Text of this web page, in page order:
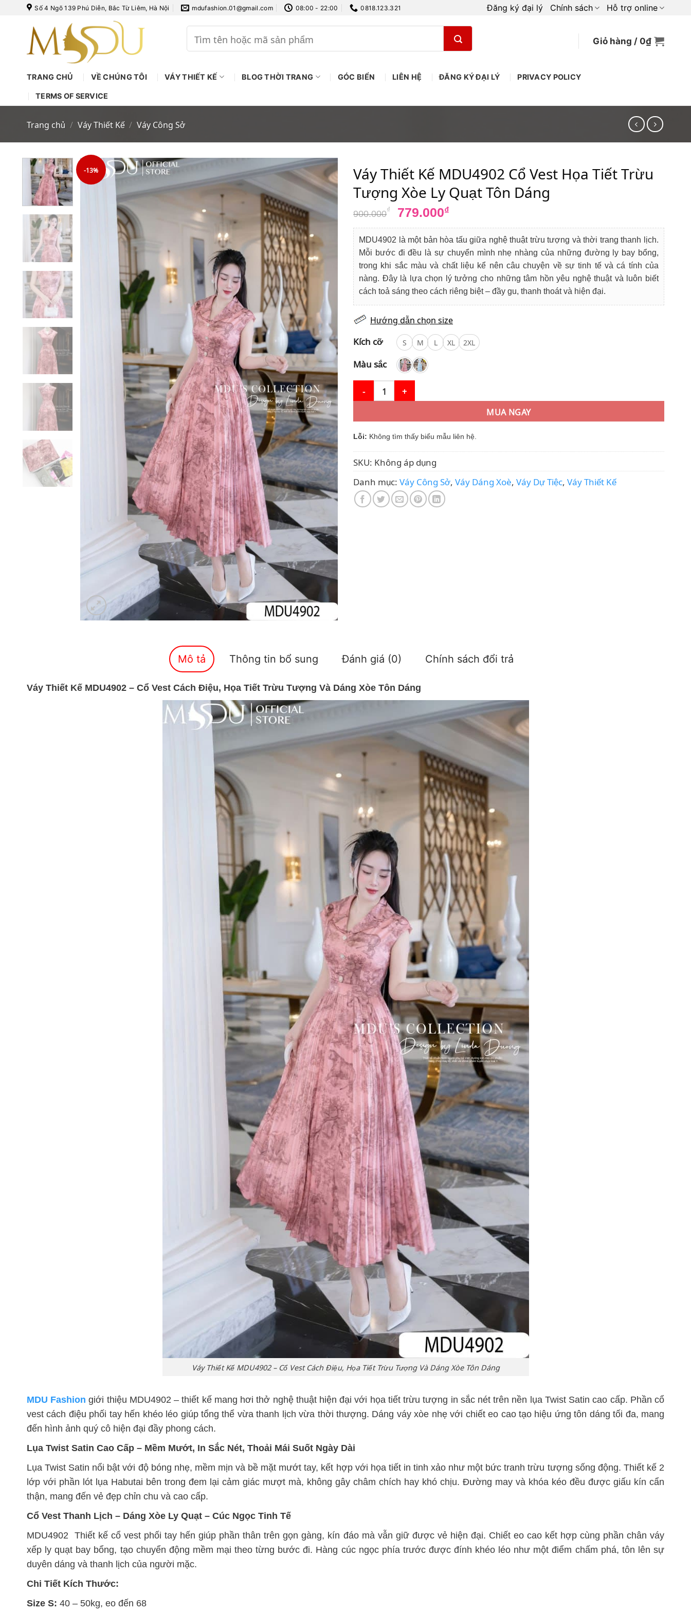
Số 4 Ngõ 139 Phú Diễn, Bắc Từ Liêm, Hà Nội mdufashion.01@gmail.com 08:00 - 22:00 0818.123.321 Đăng ký đại lý Chính sách Hỗ trợ online
Tìm
kiếm:
Giỏ hàng / 0₫
TRANG CHỦ VỀ CHÚNG TÔI VÁY THIẾT KẾ BLOG THỜI TRANG GÓC BIỂN LIÊN HỆ ĐĂNG KÝ ĐẠI LÝ PRIVACY POLICY
TERMS OF SERVICE
Trang chủ / Váy Thiết Kế / Váy Công Sở
-13% Váy Thiết Kế MDU4902 Cổ Vest Họa Tiết Trừu
Tượng Xòe Ly Quạt Tôn Dáng
900.000₫
Giá
là:
900.000₫.
779.000₫Giá
tại
là:
779.000₫.
MDU4902 là một bản hòa tấu giữa nghệ thuật trừu tượng và thời trang thanh lịch.
Mỗi bước đi đều là sự chuyển mình nhẹ nhàng của những đường ly bay bổng,
trong khi sắc màu và chất liệu kể nên câu chuyện về sự tinh tế và cá tính của
nàng. Đây là lựa chọn lý tưởng cho những tâm hồn yêu nghệ thuật và luôn biết
cách toả sáng theo cách riêng biệt – đầy gu, thanh thoát và hiện đại.
Hướng dẫn chọn size
Kích cỡ S M L XL 2XL
Màu sắc
Váy Thiết Kế MDU4902 Cổ Vest Họa Tiết Trừu Tượng Xòe Ly Quạt Tôn Dáng số lượng
MUA NGAY
Lỗi: Không tìm thấy biểu mẫu liên hệ.
SKU:Không áp dụng
Danh mục:Váy Công Sở,Váy Dáng Xoè,Váy Dự Tiệc,Váy Thiết Kế
Mô tả Thông tin bổ sung Đánh giá (0) Chính sách đổi trả
Váy Thiết Kế MDU4902 – Cổ Vest Cách Điệu, Họa Tiết Trừu Tượng Và Dáng Xòe Tôn Dáng
Váy Thiết Kế MDU4902 – Cổ Vest Cách Điệu, Họa Tiết Trừu Tượng Và Dáng Xòe Tôn Dáng
MDU Fashion giới thiệu MDU4902 – thiết kế mang hơi thở nghệ thuật hiện đại với họa tiết trừu tượng in sắc nét trên nền lụa Twist Satin cao cấp. Phần cổ
vest cách điệu phối tay hến khéo léo giúp tổng thể vừa thanh lịch vừa thời thượng. Dáng váy xòe nhẹ với chiết eo cao tạo hiệu ứng tôn dáng tối đa, mang
đến hình ảnh quý cô hiện đại đầy phong cách.
Lụa Twist Satin Cao Cấp – Mềm Mướt, In Sắc Nét, Thoải Mái Suốt Ngày Dài
Lụa Twist Satin nổi bật với độ bóng nhẹ, mềm mịn và bề mặt mướt tay, kết hợp với họa tiết in tinh xảo như một bức tranh trừu tượng sống động. Thiết kế 2
lớp với phần lót lụa Habutai bên trong đem lại cảm giác mượt mà, không gây châm chích hay khó chịu. Đường may và khóa kéo đều được giấu kín cẩn
thận, mang đến vẻ đẹp chỉn chu và cao cấp.
Cổ Vest Thanh Lịch – Dáng Xòe Ly Quạt – Cúc Ngọc Tinh Tế
MDU4902 Thiết kế cổ vest phối tay hến giúp phần thân trên gọn gàng, kín đáo mà vẫn giữ được vẻ hiện đại. Chiết eo cao kết hợp cùng phần chân váy
xếp ly quạt bay bổng, tạo chuyển động mềm mại theo từng bước đi. Hàng cúc ngọc phía trước được đính khéo léo như một điểm chấm phá, tôn lên sự
duyên dáng và thanh lịch của người mặc.
Chi Tiết Kích Thước:
Size S: 40 – 50kg, eo đến 68